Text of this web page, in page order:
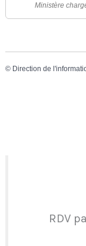
Ministère
© Direction de
RDV